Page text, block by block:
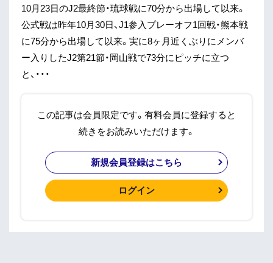
10月23日のJ2最終節・琉球戦に70分から出場して以来。
公式戦は昨年10月30日、J1参入プレーオフ1回戦・熊本戦
に75分から出場して以来。実に8ヶ月近くぶりにメンバ
ー入りしたJ2第21節・岡山戦で73分にピッチに立つ
と、・・・
この記事は会員限定です。有料会員に登録すると
続きをお読みいただけます。
新規会員登録はこちら
ログイン